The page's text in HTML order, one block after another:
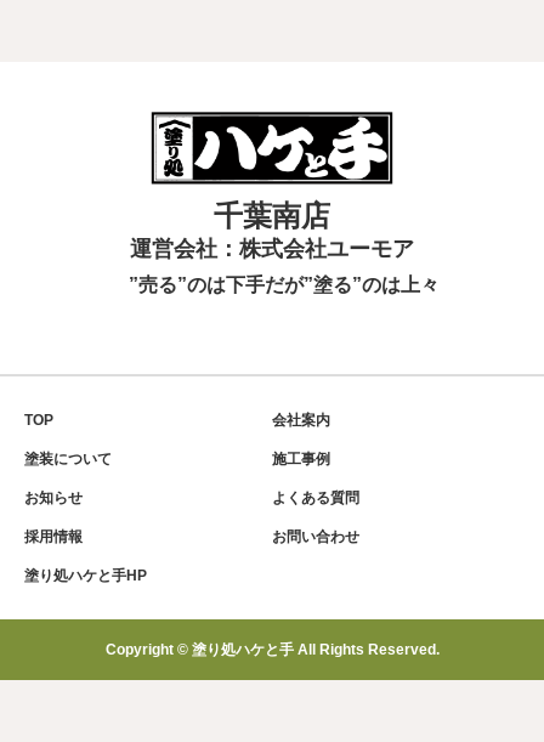
千葉南店
運営会社：株式会社ユーモア
”売る”のは下手だが”塗る”のは上々
TOP 会社案内
塗装について 施工事例
お知らせ よくある質問
採用情報 お問い合わせ
塗り処ハケと手HP
Copyright © 塗り処ハケと手 All Rights Reserved.